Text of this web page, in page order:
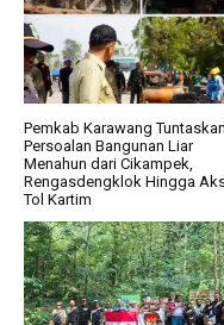
Pemkab Karawang Tuntaskan
Persoalan Bangunan Liar
Menahun dari Cikampek,
Rengasdengklok Hingga
Tol Kartim